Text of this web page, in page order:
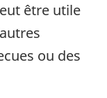
être utile
ou des